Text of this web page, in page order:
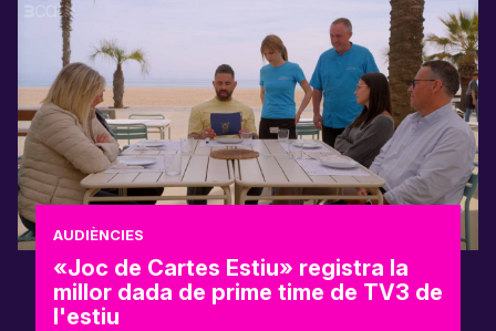
AUDIÈNCIES
«Joc de Cartes Estiu» registra la
millor dada de prime time de TV3 de
l'estiu